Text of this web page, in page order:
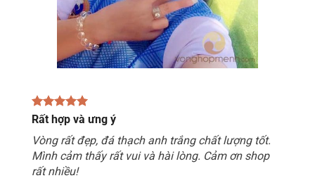
Rất hợp và ưng ý
Vòng rất đẹp, đá thạch anh trắng chất lượng tốt.
Mình cảm thấy rất vui và hài lòng. Cảm ơn shop
rất nhiều!